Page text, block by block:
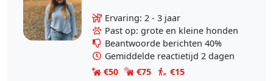
Ervaring: 2 - 3 jaar
Past op: grote en kleine honden
Beantwoorde berichten 40%
Gemiddelde reactietijd 2 dagen
€50
€75
€15